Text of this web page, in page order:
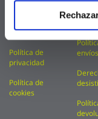
Aviso legal
Política de
privacidad
Política de
cookies
envíos